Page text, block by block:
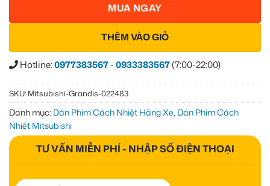
THÊM VÀO GIỎ
MUA NGAY
Hotline:0977383567-0933383567(7:00-22:00)
SKU: Mitsubishi-Grandis-022483
Danh mục: Dán Phim Cách Nhiệt Hãng Xe, Dán Phim Cách
Nhiệt Mitsubishi
TƯ VẤN MIỄN PHÍ - NHẬP SỐ ĐIỆN THOẠI